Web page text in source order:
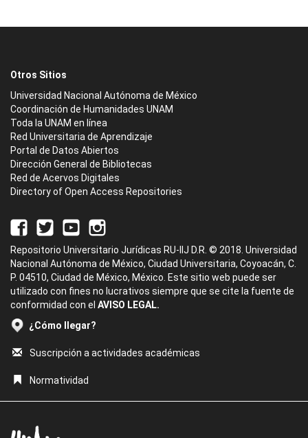
Otros Sitios
Universidad Nacional Autónoma de México
Coordinación de Humanidades UNAM
Toda la UNAM en línea
Red Universitaria de Aprendizaje
Portal de Datos Abiertos
Dirección General de Bibliotecas
Red de Acervos Digitales
Directory of Open Access Repositories
Repositorio Universitario Jurídicas RU-IIJ D.R. © 2018. Universidad
Nacional Autónoma de México, Ciudad Universitaria, Coyoacán, C.
P. 04510, Ciudad de México, México. Este sitio web puede ser
utilizado con fines no lucrativos siempre que se cite la fuente de
conformidad con el AVISO LEGAL.
¿Cómo llegar?
Suscripción a actividades académicas
Normatividad